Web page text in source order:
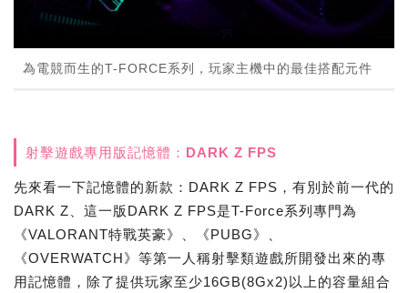
為電競而生的T-FORCE系列，玩家主機中的最佳搭配元件
射擊遊戲專用版記憶體：DARK Z FPS
先來看一下記憶體的新款：DARK Z FPS，有別於前一代的
DARK Z、這一版DARK Z FPS是T-Force系列專門為
《VALORANT特戰英豪》、《PUBG》、
《OVERWATCH》等第一人稱射擊類遊戲所開發出來的專
用記憶體，除了提供玩家至少16GB(8Gx2)以上的容量組合